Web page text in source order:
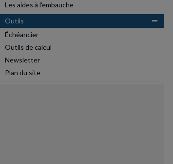
Les aides à l'embauche
Outils
Échéancier
Outils de calcul
Newsletter
Plan du site